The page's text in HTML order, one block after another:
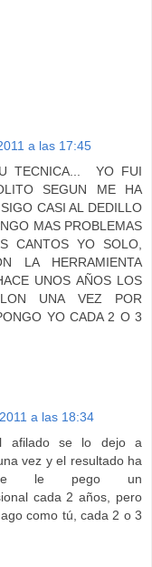
a las 17:45
TECNICA... YO FUI
SEGUN ME HA
CASI AL DEDILLO
MAS PROBLEMAS
CANTOS YO SOLO,
LA HERRAMIENTA
UNOS AÑOS LOS
UNA VEZ POR
YO CADA 2 O 3
a las 18:34
afilado se lo dejo a
vez y el resultado ha
le pego un
cada 2 años, pero
como tú, cada 2 o 3